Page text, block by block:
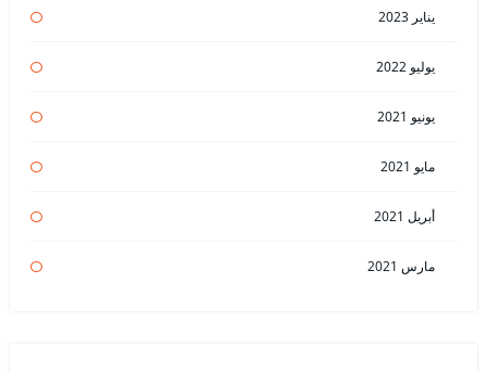
يناير 2023
يوليو 2022
يونيو 2021
مايو 2021
أبريل 2021
مارس 2021